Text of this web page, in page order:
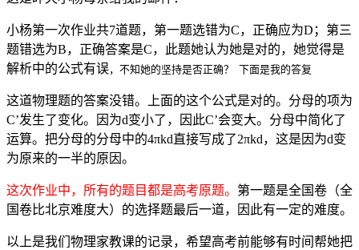
小杨第一次作业共7道题，第一题选错为C，正确应为D；第三
题错选为B，正确答案是C，此题她认为她是对的，她觉得是
解析中的公式有误，不知她的坚持是否正确？ 下面是我的答复
这道物理题的答案没错。上面的这个公式是对的。分母的项为
C’发生了变化。因为d变小了，因此C’会变大。分母中简化了
运算。把分母的分母中的4πkd直接写成了2πkd，这是因为d变
为原来的一半的原因。
这次作业中，所有的题目都是高考原题。 第一题是全国卷（全
国卷比北京难度大）的选择题最后一道，因此有一定的难度。
以上是我们物理家教课的记录，希望高考前能够有时间帮她把